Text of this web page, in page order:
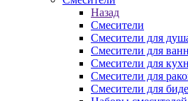
Назад
Смесители
Смесители для
Смесители для
Смесители для
Смесители для
Смесители для биде